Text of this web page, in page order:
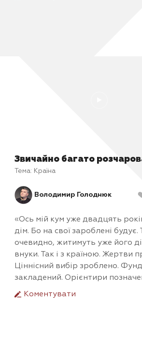
Звичайно багато
Тема: Країна
Володимир Голоднюк
«Ось мій кум уже двадцять
дім. Бо на свої зароблені будує.
очевидно, житимуть уже його
внуки. Так і з країною. Жертви
Ціннісний вибір зроблено.
закладений. Орієнтири
Коментувати